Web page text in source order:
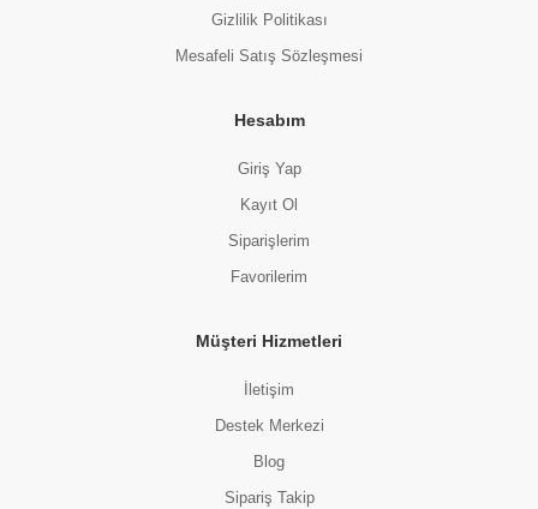
Gizlilik Politikası
Mesafeli Satış Sözleşmesi
Hesabım
Giriş Yap
Kayıt Ol
Siparişlerim
Favorilerim
Müşteri Hizmetleri
İletişim
Destek Merkezi
Blog
Sipariş Takip